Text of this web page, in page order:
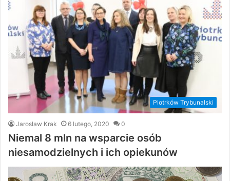
Piotrków Trybunalski
Jarosław Krak 6 lutego, 2020 0
Niemal 8 mln na wsparcie osób
niesamodzielnych i ich opiekunów